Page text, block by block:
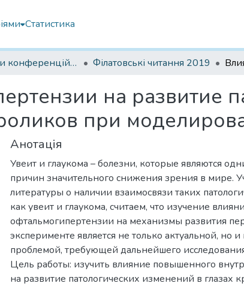
Статистика
Матеріали конференцій Інституту Філатова Філатовські читання 2019
на развитие
при
Анотація
Увеит и глаукома – болезни, которые являются
причин значительного снижения зрения в мире.
литературы о наличии взаимосвязи таких
как увеит и глаукома, считаем, что изучение
офтальмогипертензии на механизмы развития
эксперименте является не только актуальной, но
проблемой, требующей дальнейшего
Цель работы: изучить влияние повышенного
на развитие патологических изменений в глазах